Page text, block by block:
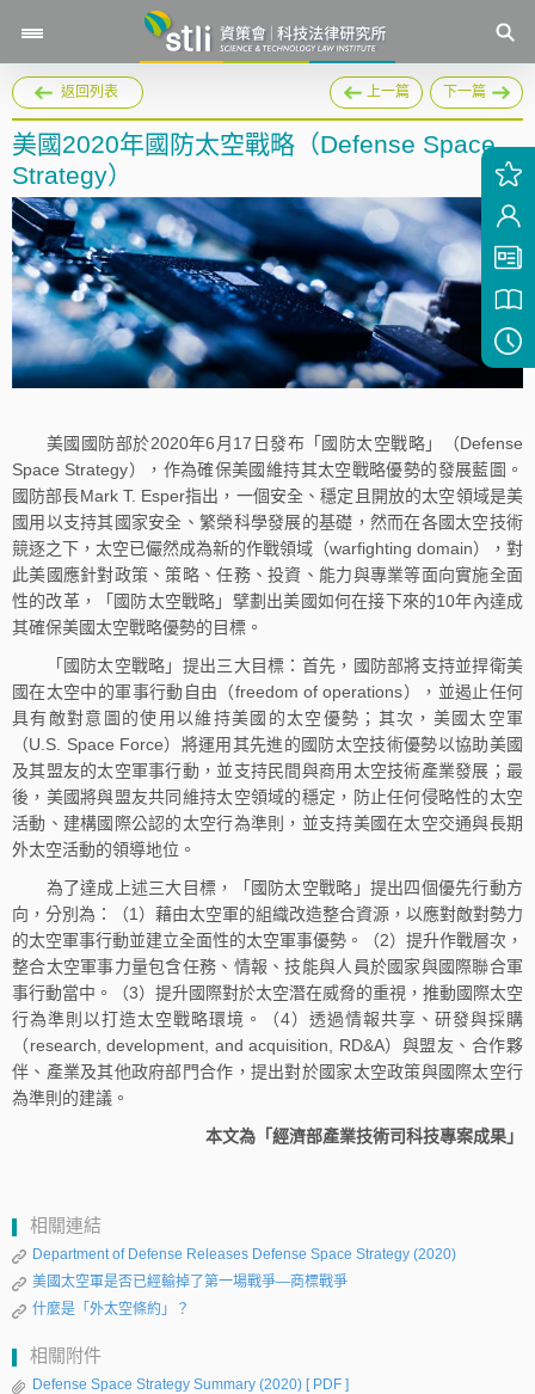
返回列表 上一篇 下一篇
美國2020年國防太空戰略（Defense Space
Strategy）
美國國防部於2020年6月17日發布「國防太空戰略」（Defense
Space Strategy），作為確保美國維持其太空戰略優勢的發展藍圖。
國防部長Mark T. Esper指出，一個安全、穩定且開放的太空領域是美
國用以支持其國家安全、繁榮科學發展的基礎，然而在各國太空技術
競逐之下，太空已儼然成為新的作戰領域（warfighting domain），對
此美國應針對政策、策略、任務、投資、能力與專業等面向實施全面
性的改革，「國防太空戰略」擘劃出美國如何在接下來的10年內達成
其確保美國太空戰略優勢的目標。
「國防太空戰略」提出三大目標：首先，國防部將支持並捍衛美
國在太空中的軍事行動自由（freedom of operations），並遏止任何
具有敵對意圖的使用以維持美國的太空優勢；其次，美國太空軍
（U.S. Space Force）將運用其先進的國防太空技術優勢以協助美國
及其盟友的太空軍事行動，並支持民間與商用太空技術產業發展；最
後，美國將與盟友共同維持太空領域的穩定，防止任何侵略性的太空
活動、建構國際公認的太空行為準則，並支持美國在太空交通與長期
外太空活動的領導地位。
為了達成上述三大目標，「國防太空戰略」提出四個優先行動方
向，分別為：（1）藉由太空軍的組織改造整合資源，以應對敵對勢力
的太空軍事行動並建立全面性的太空軍事優勢。（2）提升作戰層次，
整合太空軍事力量包含任務、情報、技能與人員於國家與國際聯合軍
事行動當中。（3）提升國際對於太空潛在威脅的重視，推動國際太空
行為準則以打造太空戰略環境。（4）透過情報共享、研發與採購
（research, development, and acquisition, RD&A）與盟友、合作夥
伴、產業及其他政府部門合作，提出對於國家太空政策與國際太空行
為準則的建議。
本文為「經濟部產業技術司科技專案成果」
相關連結
Department of Defense Releases Defense Space Strategy (2020)
美國太空軍是否已經輸掉了第一場戰爭—商標戰爭
什麼是「外太空條約」？
相關附件
Defense Space Strategy Summary (2020) [ PDF ]